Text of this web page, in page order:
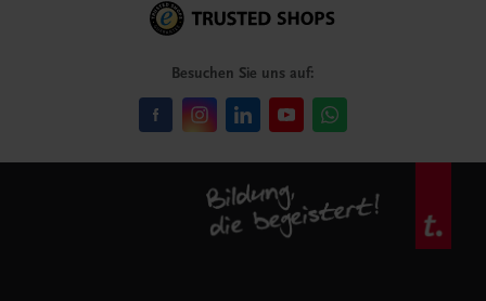
Besuchen Sie uns auf: